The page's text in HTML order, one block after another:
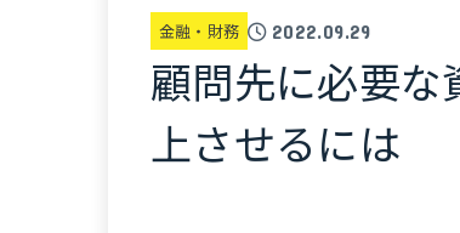
金融・財務 2022.09.29
顧問先に必要な
上させるには